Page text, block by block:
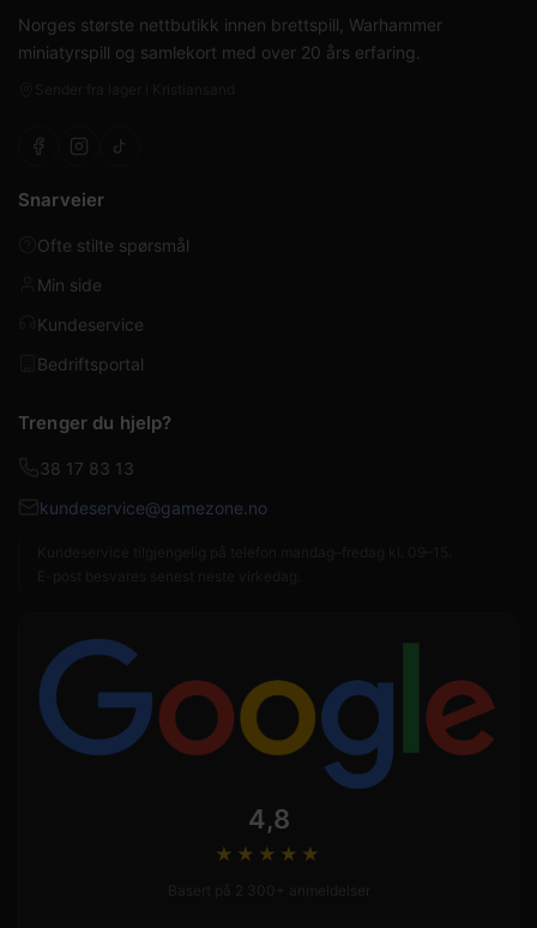
Norges største nettbutikk innen brettspill, Warhammer
miniatyrspill og samlekort med over 20 års erfaring.
Snarveier
Ofte stilte spørsmål
Min side
Kundeservice
Bedriftsportal
Trenger du hjelp?
38 17 83 13
kundeservice@gamezone.no
4,8
★★★★ ★